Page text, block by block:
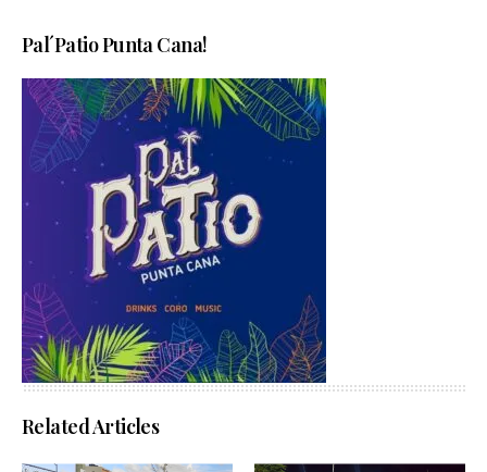
Pal´Patio Punta Cana!
Related Articles